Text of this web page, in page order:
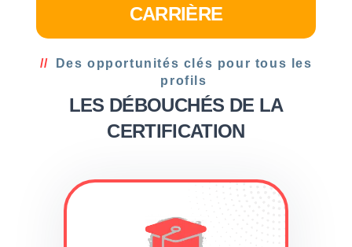
CARRIÈRE
Des opportunités clés pour tous les
profils
LES DÉBOUCHÉS DE LA
CERTIFICATION